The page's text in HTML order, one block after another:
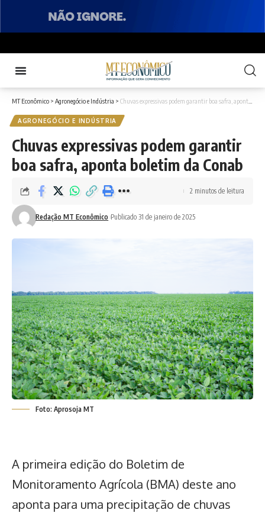
MT Econômico > Agronegócio e Indústria > Chuvas expressivas podem garantir boa safra, aponta boletim da Conab
AGRONEGÓCIO E INDÚSTRIA
Chuvas expressivas podem garantir
boa safra, aponta boletim da Conab
Redação MT Econômico Publicado 31 de janeiro de 2025
2 minutos de leitura
Foto: Aprosoja MT
A primeira edição do Boletim de
Monitoramento Agrícola (BMA) deste ano
aponta para uma precipitação de chuvas